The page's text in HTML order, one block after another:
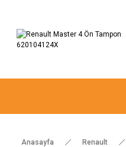
Anasayfa Renault